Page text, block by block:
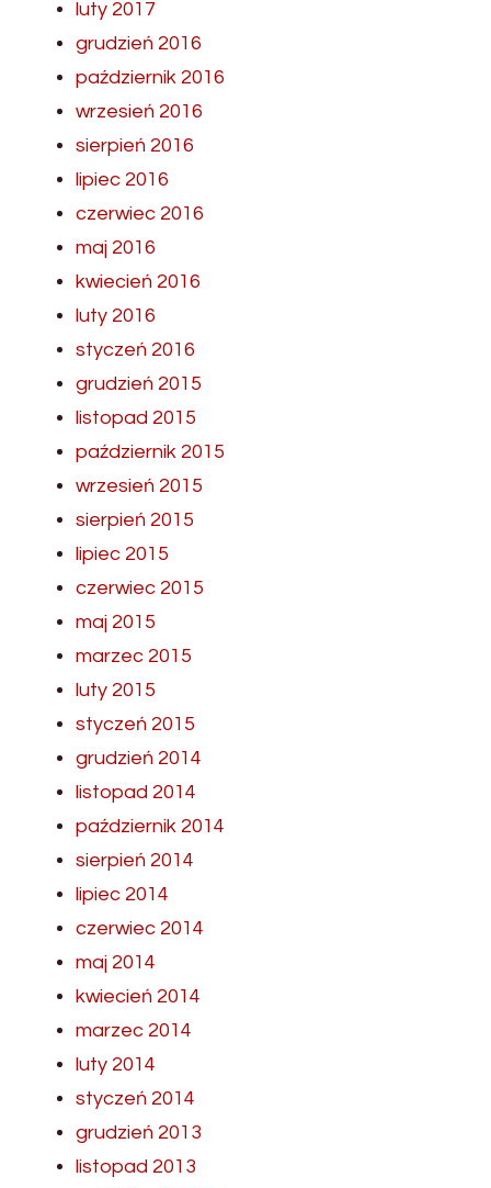
luty 2017
grudzień 2016
październik 2016
wrzesień 2016
sierpień 2016
lipiec 2016
czerwiec 2016
maj 2016
kwiecień 2016
luty 2016
styczeń 2016
grudzień 2015
listopad 2015
październik 2015
wrzesień 2015
sierpień 2015
lipiec 2015
czerwiec 2015
maj 2015
marzec 2015
luty 2015
styczeń 2015
grudzień 2014
listopad 2014
październik 2014
sierpień 2014
lipiec 2014
czerwiec 2014
maj 2014
kwiecień 2014
marzec 2014
luty 2014
styczeń 2014
grudzień 2013
listopad 2013